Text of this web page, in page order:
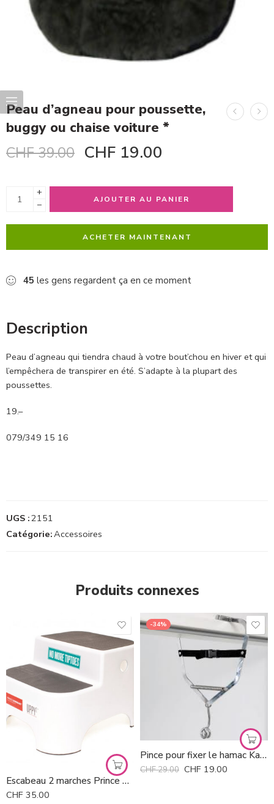
Peau d’agneau pour poussette,
buggy ou chaise voiture *
CHF39.00 CHF 19.00
+
−
AJOUTER AU PANIER
ACHETER MAINTENANT
45 les gens regardent ça en ce moment
Description
Peau d’agneau qui tiendra chaud à votre bout’chou en hiver et qui
l’empêchera de transpirer en été. S’adapte à la plupart des
poussettes.
19.–
079/349 15 16
UGS :2151
Catégorie:Accessoires
Produits connexes
Escabeau 2 marches Prince Lionheart
CHF 35.00
-34%
Pince pour fixer le hamac Kangoo à l’embrasure de la porte *
CHF29.00 CHF 19.00